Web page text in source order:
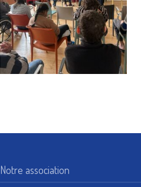
Notre association